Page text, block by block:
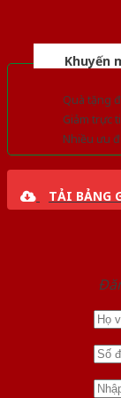
Khuyến
Quà tặng
Giảm trực
Nhiều ưu
TẢI BẢNG